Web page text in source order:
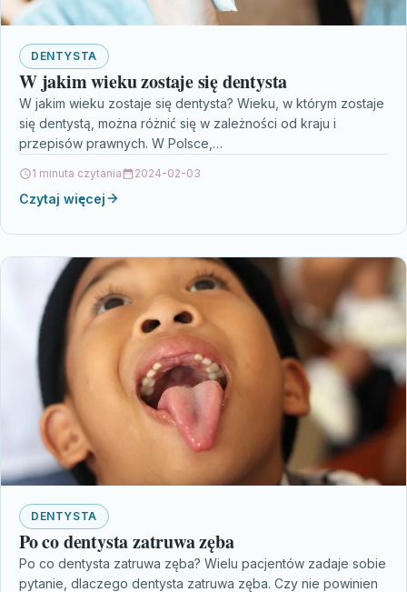
DENTYSTA
W jakim wieku zostaje się dentysta
W jakim wieku zostaje się dentysta? Wieku, w którym zostaje
się dentystą, można różnić się w zależności od kraju i
przepisów prawnych. W Polsce,…
1 minuta czytania 2024-02-03
Czytaj więcej
DENTYSTA
Po co dentysta zatruwa zęba
Po co dentysta zatruwa zęba? Wielu pacjentów zadaje sobie
pytanie, dlaczego dentysta zatruwa zęba. Czy nie powinien